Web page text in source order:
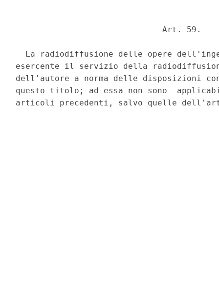
                              Art. 59.
La radiodiffusione delle opere
esercente il servizio della
dell'autore a norma delle disposizioni
questo titolo; ad essa non sono